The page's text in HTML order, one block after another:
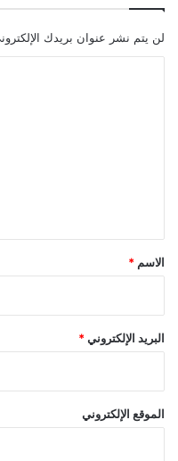
لن يتم نشر عنوان بريدك
*
الاسم *
البريد الإلكتروني*
الموقع الإلكتروني